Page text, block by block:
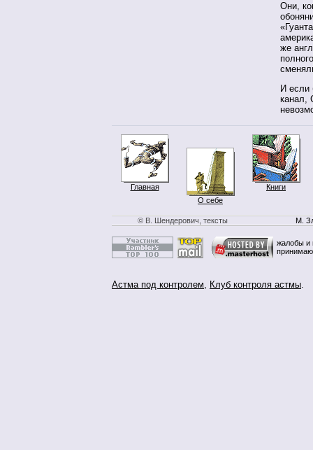
Они,
же
И если
канал,
Главная
О себе
Книги
© В. Шендерович, тексты М.
жалобы и
Астма под контролем, Клуб контроля астмы.